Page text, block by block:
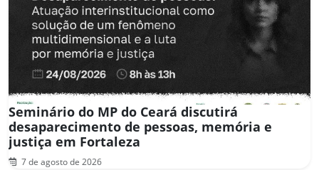
Seminário do MP do Ceará discutirá
desaparecimento de pessoas, memória e
justiça em Fortaleza
7 de agosto de 2026